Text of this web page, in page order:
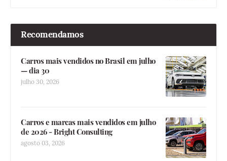
Recomendamos
Carros mais vendidos no Brasil em julho
— dia 30
julho 30, 2026
Carros e marcas mais vendidos em julho
de 2026 - Bright Consulting
agosto 03, 2026